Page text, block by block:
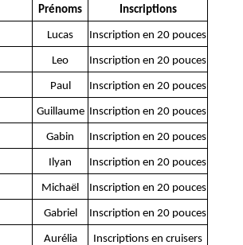
Prénoms Inscriptions
Lucas Inscription en 20 pouces
Leo Inscription en 20 pouces
Paul Inscription en 20 pouces
Guillaume Inscription en 20 pouces
Gabin Inscription en 20 pouces
Ilyan Inscription en 20 pouces
Michaël Inscription en 20 pouces
Gabriel Inscription en 20 pouces
Aurélia Inscriptions en cruisers